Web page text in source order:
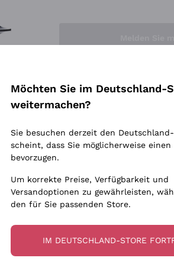
Ca' dei Frati
Biondi Santi
Quintarelli Giuseppe
Rinaldi Giuseppe
Egly Ouriet
Jacquesson
Agrapart
Möchten Sie im Deutschland-
weitermachen?
Sie besuchen derzeit den
scheint, dass Sie möglicherweise einen
bevorzugen.
Um korrekte Preise, Verfügbarkeit und
Versandoptionen zu gewährleisten,
den für Sie passenden Store.
IM DEUTSCHLAND-STORE